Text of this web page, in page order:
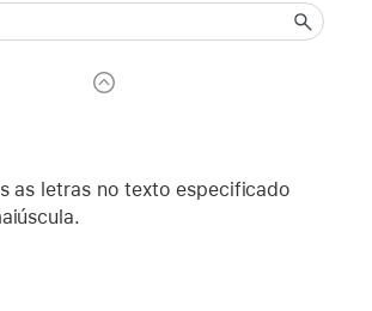
as letras no texto especificado